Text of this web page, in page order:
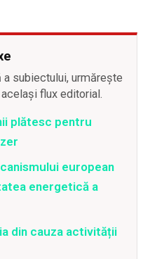
subiectului, urmărește
flux editorial.
plătesc pentru
european
energetică a
din cauza activității